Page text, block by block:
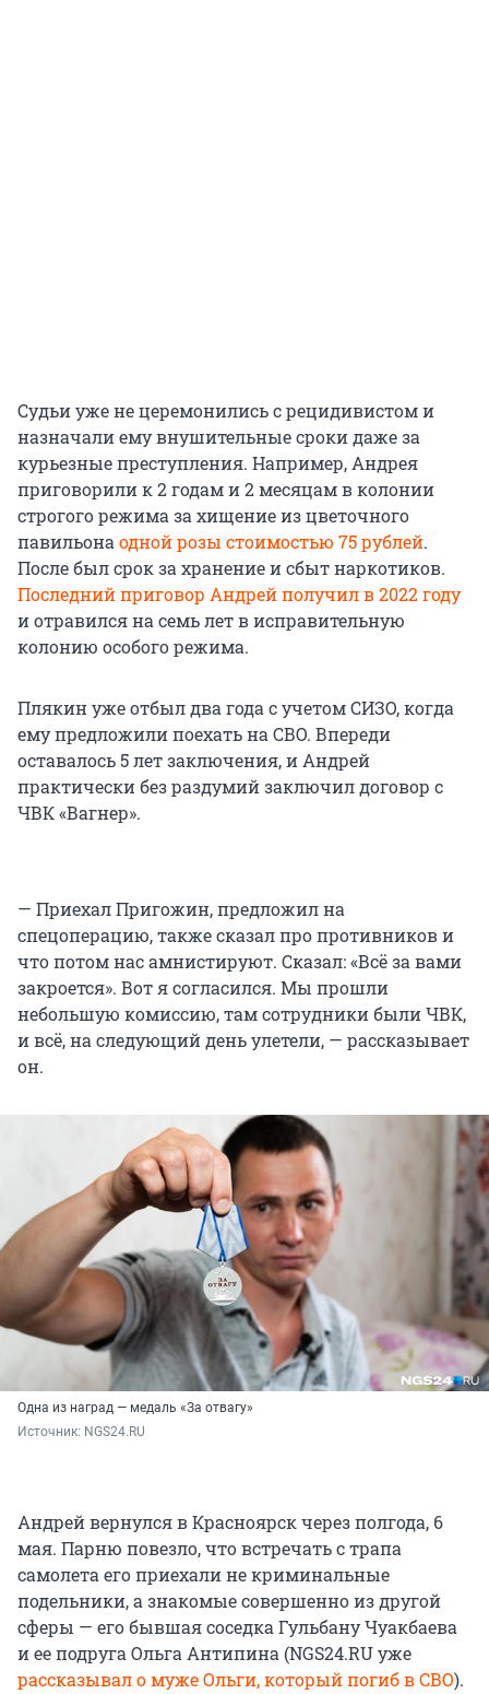
Судьи уже не церемонились с рецидивистом и
назначали ему внушительные сроки даже за
курьезные преступления. Например, Андрея
приговорили к 2 годам и 2 месяцам в колонии
строгого режима за хищение из цветочного
павильона одной розы стоимостью 75 рублей.
После был срок за хранение и сбыт наркотиков.
Последний приговор Андрей получил в 2022 году
и отравился на семь лет в исправительную
колонию особого режима.
Плякин уже отбыл два года с учетом СИЗО, когда
ему предложили поехать на СВО. Впереди
оставалось 5 лет заключения, и Андрей
практически без раздумий заключил договор с
ЧВК «Вагнер».
— Приехал Пригожин, предложил на
спецоперацию, также сказал про противников и
что потом нас амнистируют. Сказал: «Всё за вами
закроется». Вот я согласился. Мы прошли
небольшую комиссию, там сотрудники были ЧВК,
и всё, на следующий день улетели, — рассказывает
он.
Одна из наград — медаль «За отвагу»
Источник: NGS24.RU
Андрей вернулся в Красноярск через полгода, 6
мая. Парню повезло, что встречать с трапа
самолета его приехали не криминальные
подельники, а знакомые совершенно из другой
сферы — его бывшая соседка Гульбану Чуакбаева
и ее подруга Ольга Антипина (NGS24.RU уже
рассказывал о муже Ольги, который погиб в СВО).